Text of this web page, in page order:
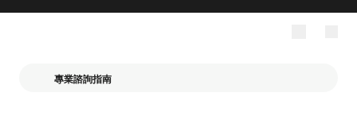
專業諮詢指南